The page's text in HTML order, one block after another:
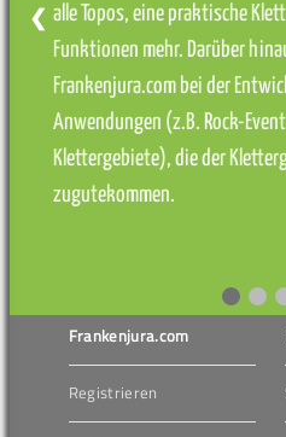
alle Topos, eine praktische
Funktionen mehr. Darüber
Frankenjura.com bei der
Anwendungen (z.B. Rock-
Klettergebiete), die der
zugutekommen.
❮
Frankenjura.com
Registrieren